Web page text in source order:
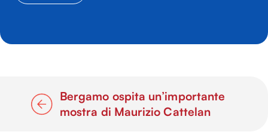
Bergamo ospita un’importante
mostra di Maurizio Cattelan